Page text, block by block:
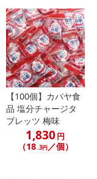
【100個】カバヤ食
品 塩分チャージタ
ブレッツ 梅味
1,830円
（18.3円／個）